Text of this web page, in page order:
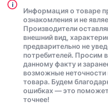
i
Информация о товаре
ознакомления и не
Производители
внешний вид,
предварительно не
потребителей. Просим
данному факту и
возможные неточности
товара. Будем
ошибках — это
точнее!